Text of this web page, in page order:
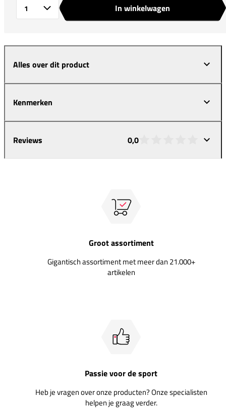
In winkelwagen
Alles over dit product
Kenmerken
Reviews 0,0
Groot assortiment
Gigantisch assortiment met meer dan 21.000+
artikelen
Passie voor de sport
Heb je vragen over onze producten? Onze specialisten
helpen je graag verder.